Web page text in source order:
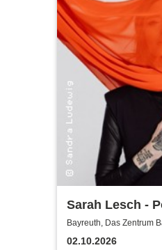
Sarah Lesch -
Widerstand
Bayreuth, Das Zentrum
02.10.2026